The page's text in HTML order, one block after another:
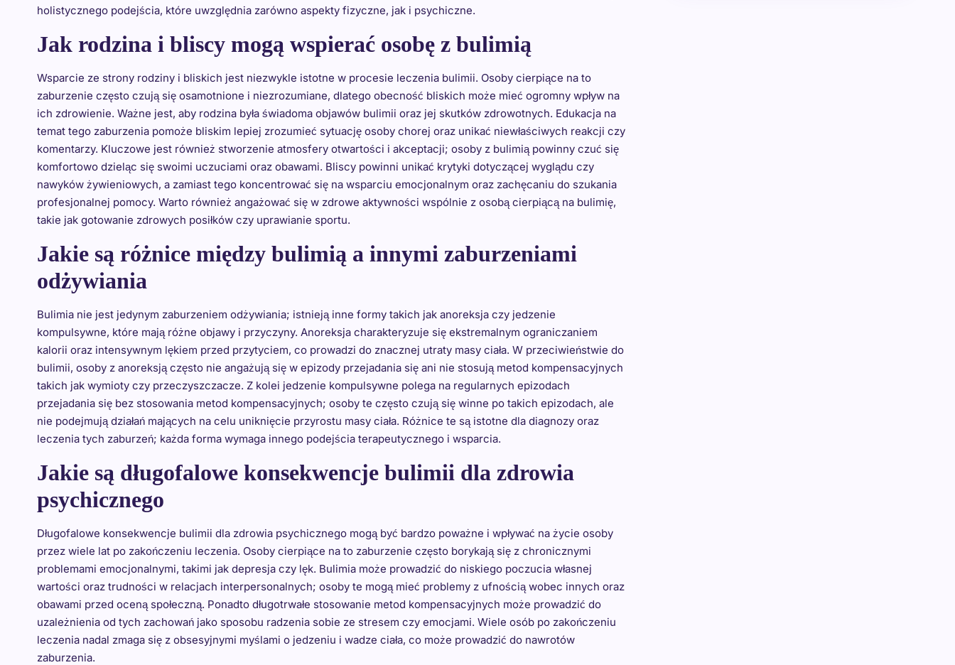
holistycznego podejścia, które uwzględnia zarówno aspekty fizyczne, jak i psychiczne.
Jak rodzina i bliscy mogą wspierać osobę z bulimią
Wsparcie ze strony rodziny i bliskich jest niezwykle istotne w procesie leczenia bulimii. Osoby cierpiące na to
zaburzenie często czują się osamotnione i niezrozumiane, dlatego obecność bliskich może mieć ogromny wpływ na
ich zdrowienie. Ważne jest, aby rodzina była świadoma objawów bulimii oraz jej skutków zdrowotnych. Edukacja na
temat tego zaburzenia pomoże bliskim lepiej zrozumieć sytuację osoby chorej oraz unikać niewłaściwych reakcji czy
komentarzy. Kluczowe jest również stworzenie atmosfery otwartości i akceptacji; osoby z bulimią powinny czuć się
komfortowo dzieląc się swoimi uczuciami oraz obawami. Bliscy powinni unikać krytyki dotyczącej wyglądu czy
nawyków żywieniowych, a zamiast tego koncentrować się na wsparciu emocjonalnym oraz zachęcaniu do szukania
profesjonalnej pomocy. Warto również angażować się w zdrowe aktywności wspólnie z osobą cierpiącą na bulimię,
takie jak gotowanie zdrowych posiłków czy uprawianie sportu.
Jakie są różnice między bulimią a innymi zaburzeniami
odżywiania
Bulimia nie jest jedynym zaburzeniem odżywiania; istnieją inne formy takich jak anoreksja czy jedzenie
kompulsywne, które mają różne objawy i przyczyny. Anoreksja charakteryzuje się ekstremalnym ograniczaniem
kalorii oraz intensywnym lękiem przed przytyciem, co prowadzi do znacznej utraty masy ciała. W przeciwieństwie do
bulimii, osoby z anoreksją często nie angażują się w epizody przejadania się ani nie stosują metod kompensacyjnych
takich jak wymioty czy przeczyszczacze. Z kolei jedzenie kompulsywne polega na regularnych epizodach
przejadania się bez stosowania metod kompensacyjnych; osoby te często czują się winne po takich epizodach, ale
nie podejmują działań mających na celu uniknięcie przyrostu masy ciała. Różnice te są istotne dla diagnozy oraz
leczenia tych zaburzeń; każda forma wymaga innego podejścia terapeutycznego i wsparcia.
Jakie są długofalowe konsekwencje bulimii dla zdrowia
psychicznego
Długofalowe konsekwencje bulimii dla zdrowia psychicznego mogą być bardzo poważne i wpływać na życie osoby
przez wiele lat po zakończeniu leczenia. Osoby cierpiące na to zaburzenie często borykają się z chronicznymi
problemami emocjonalnymi, takimi jak depresja czy lęk. Bulimia może prowadzić do niskiego poczucia własnej
wartości oraz trudności w relacjach interpersonalnych; osoby te mogą mieć problemy z ufnością wobec innych oraz
obawami przed oceną społeczną. Ponadto długotrwałe stosowanie metod kompensacyjnych może prowadzić do
uzależnienia od tych zachowań jako sposobu radzenia sobie ze stresem czy emocjami. Wiele osób po zakończeniu
leczenia nadal zmaga się z obsesyjnymi myślami o jedzeniu i wadze ciała, co może prowadzić do nawrotów
zaburzenia.